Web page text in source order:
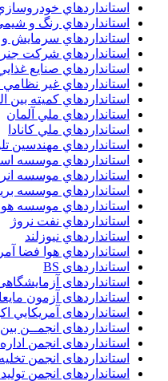
استانداردهاي
استانداردهاي رنگ و
استانداردهاي سرمايش
استانداردهاي شرکت
استانداردهاي صنايع
استانداردهاي غير
استانداردهاي کميته بين
استانداردهاي ملي آلمان
استانداردهاي ملي کانادا
استانداردهاي مهندسين
استانداردهاي موسسه
استانداردهاي موسسه
استانداردهاي موسسه
استانداردهاي موسسه
استانداردهاي نفت نروژ
استانداردهاي نيوزلند
استانداردهاي هوا فضا
استانداردهای BS
استانداردهای
استانداردهای آزمون
استانداردهای آمريكايي
استانداردهای انجمــن
استانداردهای انجمن
استانداردهای انجمن
استانداردهای انجمن